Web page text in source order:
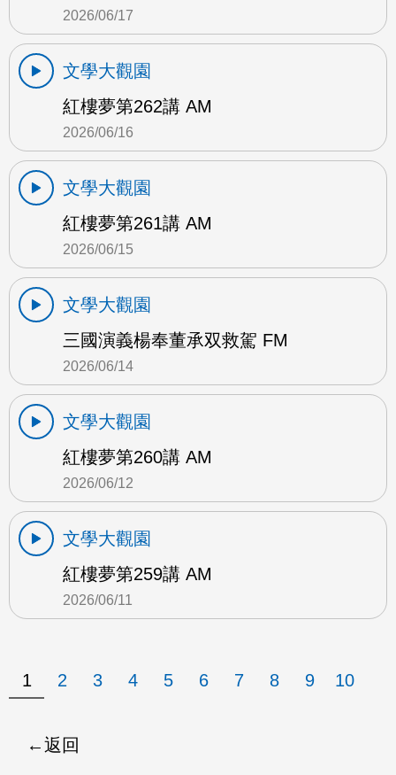
2026/06/17
文學大觀園
紅樓夢第262講 AM
2026/06/16
文學大觀園
紅樓夢第261講 AM
2026/06/15
文學大觀園
三國演義楊奉董承双救駕 FM
2026/06/14
文學大觀園
紅樓夢第260講 AM
2026/06/12
文學大觀園
紅樓夢第259講 AM
2026/06/11
1 2 3 4 5 6 7 8 9 10
返回